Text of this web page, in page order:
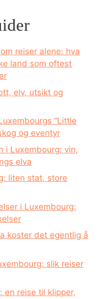
reiser alene: hva
land som oftest
elv, utsikt og
“Little
og eventyr
i Luxembourg: vin,
elva
liten stat, store
i Luxembourg:
koster det egentlig å
slik reiser
en reise til klipper,